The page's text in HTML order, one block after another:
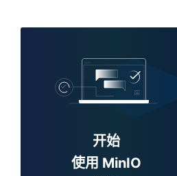
开始
使用 MinIO